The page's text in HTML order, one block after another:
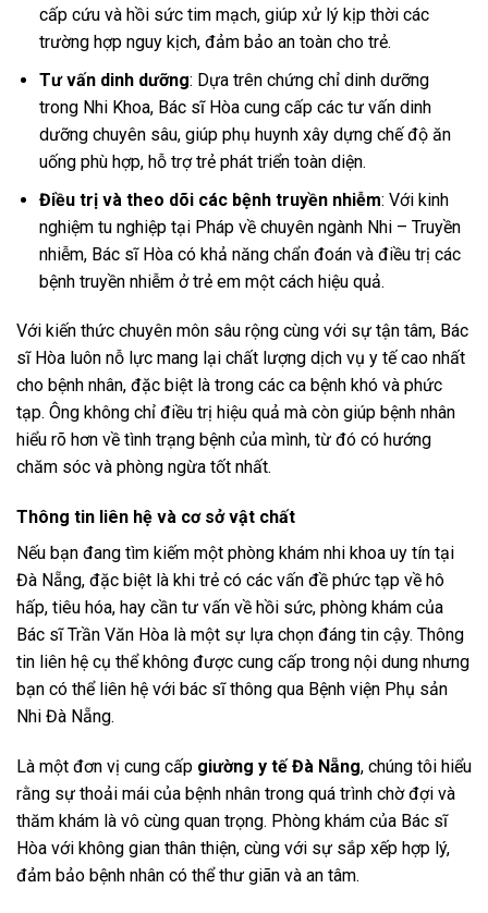
cấp cứu và hồi sức tim mạch, giúp xử lý kịp thời các
trường hợp nguy kịch, đảm bảo an toàn cho trẻ.
Tư vấn dinh dưỡng: Dựa trên chứng chỉ dinh dưỡng
trong Nhi Khoa, Bác sĩ Hòa cung cấp các tư vấn dinh
dưỡng chuyên sâu, giúp phụ huynh xây dựng chế độ ăn
uống phù hợp, hỗ trợ trẻ phát triển toàn diện.
Điều trị và theo dõi các bệnh truyền nhiễm: Với kinh
nghiệm tu nghiệp tại Pháp về chuyên ngành Nhi – Truyền
nhiễm, Bác sĩ Hòa có khả năng chẩn đoán và điều trị các
bệnh truyền nhiễm ở trẻ em một cách hiệu quả.
Với kiến thức chuyên môn sâu rộng cùng với sự tận tâm, Bác
sĩ Hòa luôn nỗ lực mang lại chất lượng dịch vụ y tế cao nhất
cho bệnh nhân, đặc biệt là trong các ca bệnh khó và phức
tạp. Ông không chỉ điều trị hiệu quả mà còn giúp bệnh nhân
hiểu rõ hơn về tình trạng bệnh của mình, từ đó có hướng
chăm sóc và phòng ngừa tốt nhất.
Thông tin liên hệ và cơ sở vật chất
Nếu bạn đang tìm kiếm một phòng khám nhi khoa uy tín tại
Đà Nẵng, đặc biệt là khi trẻ có các vấn đề phức tạp về hô
hấp, tiêu hóa, hay cần tư vấn về hồi sức, phòng khám của
Bác sĩ Trần Văn Hòa là một sự lựa chọn đáng tin cậy. Thông
tin liên hệ cụ thể không được cung cấp trong nội dung nhưng
bạn có thể liên hệ với bác sĩ thông qua Bệnh viện Phụ sản
Nhi Đà Nẵng.
Là một đơn vị cung cấp giường y tế Đà Nẵng, chúng tôi hiểu
rằng sự thoải mái của bệnh nhân trong quá trình chờ đợi và
thăm khám là vô cùng quan trọng. Phòng khám của Bác sĩ
Hòa với không gian thân thiện, cùng với sự sắp xếp hợp lý,
đảm bảo bệnh nhân có thể thư giãn và an tâm.